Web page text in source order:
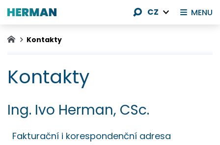
Kontakty
Kontakty
Ing. Ivo Herman, CSc.
Fakturační i korespondenční adresa
MENU
CZ